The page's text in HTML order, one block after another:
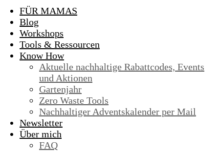
FÜR MAMAS
Blog
Workshops
Tools & Ressourcen
Know How
Aktuelle nachhaltige Rabattcodes, Events
und Aktionen
Gartenjahr
Zero Waste Tools
Nachhaltiger Adventskalender per Mail
Newsletter
Über mich
FAQ